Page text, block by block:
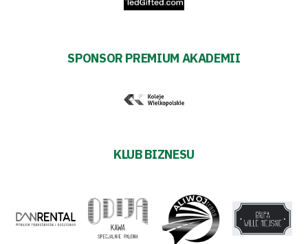
SPONSOR PREMIUM AKADEMII
KLUB BIZNESU